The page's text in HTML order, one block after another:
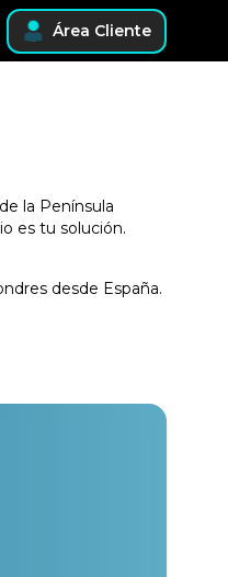
Área Cliente
la Península
es tu solución.
desde España.